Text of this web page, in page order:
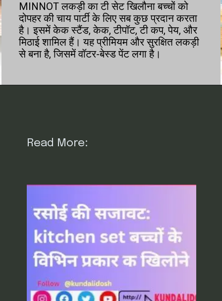
MINNOT लकड़ी का टी सेट खिलौना बच्चों को
दोपहर की चाय पार्टी के लिए सब कुछ प्रदान करता
है। इसमें केक स्टैंड, केक, टीपॉट, टी कप, पेय, और
मिठाई शामिल हैं। यह प्रीमियम और सुरक्षित लकड़ी
से बना है, जिसमें वॉटर-बेस्ड पेंट लगा है।
Read More: